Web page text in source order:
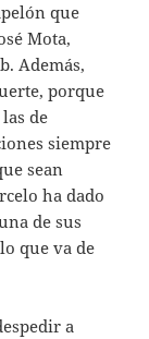
que
Mota,
Además,
porque
de
siempre
sean
ha dado
de sus
que va de
a